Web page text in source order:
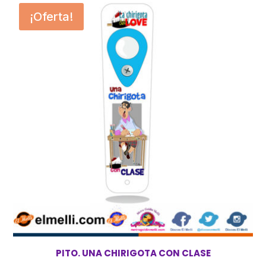
¡Oferta!
PITO. UNA CHIRIGOTA CON CLASE